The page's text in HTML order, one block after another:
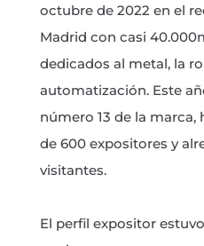
octubre de 2022 en el
Madrid con casi
dedicados al metal, la
automatización. Este
número 13 de la
de 600 expositores y
visitantes.
El perfil expositor